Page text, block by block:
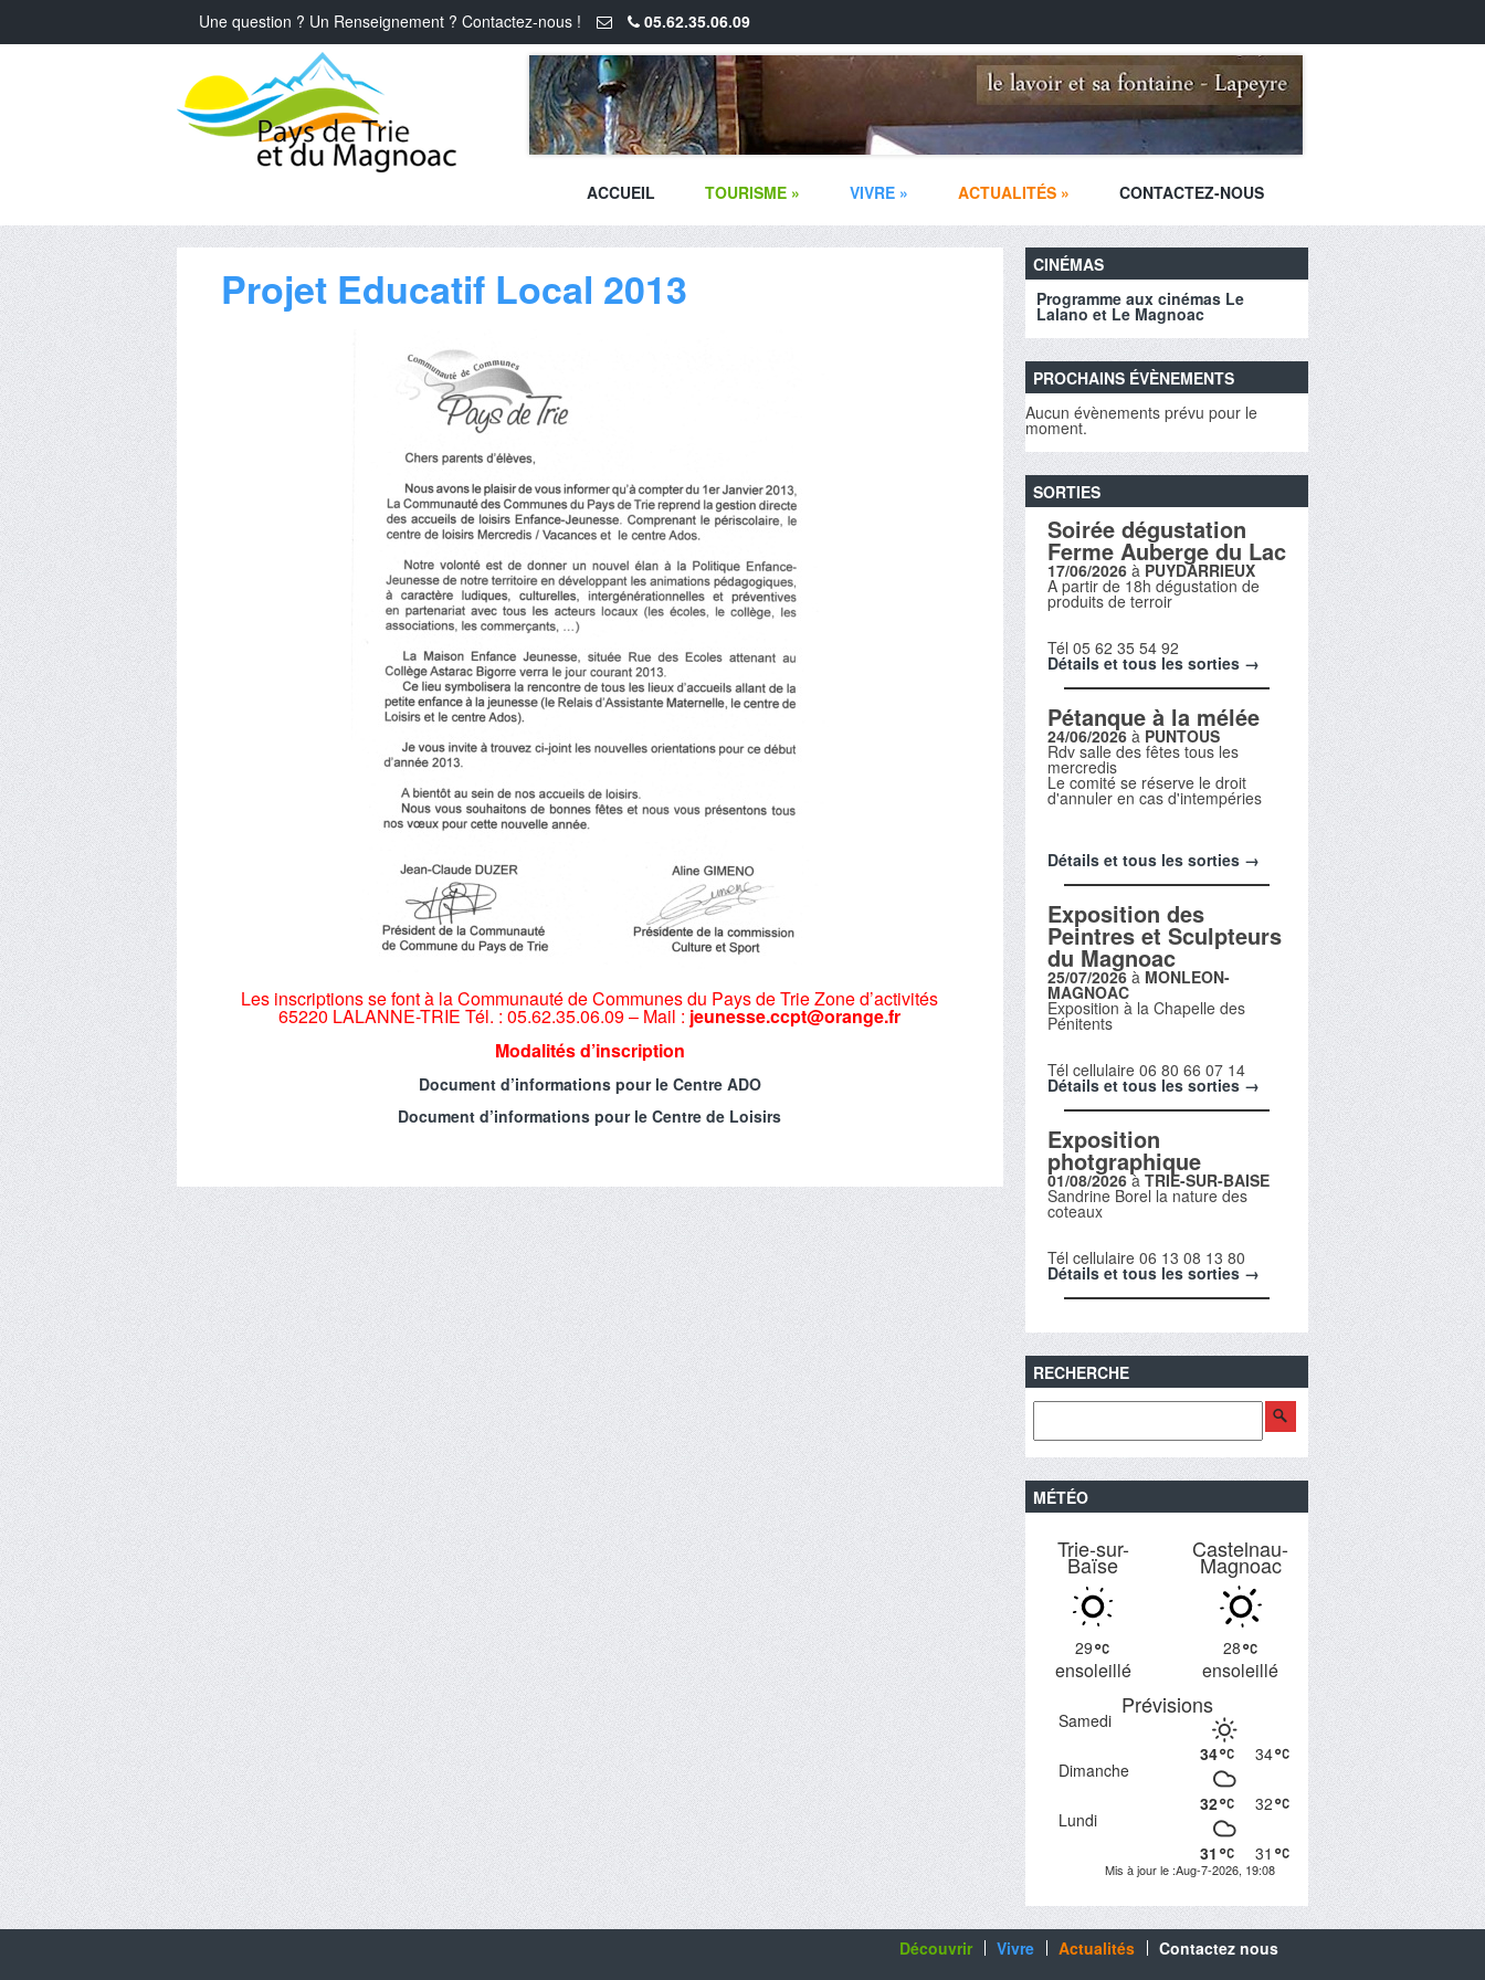
Une question ? Un Renseignement ? Contactez-nous ! 05.62.35.06.09
ACCUEIL TOURISME » VIVRE » ACTUALITÉS » CONTACTEZ-NOUS
Projet Educatif Local 2013
Les inscriptions se font à la Communauté de Communes du Pays de Trie Zone d’activités
65220 LALANNE-TRIE Tél. : 05.62.35.06.09 – Mail : jeunesse.ccpt@orange.fr
Modalités d’inscription
Document d’informations pour le Centre ADO
Document d’informations pour le Centre de Loisirs
CINÉMAS
Programme aux cinémas Le
Lalano et Le Magnoac
PROCHAINS ÉVÈNEMENTS
Aucun évènements prévu pour le
moment.
SORTIES
Soirée dégustation
Ferme Auberge du Lac
17/06/2026 à PUYDARRIEUX
A partir de 18h dégustation de
produits de terroir
Tél 05 62 35 54 92
Détails et tous les sorties →
Pétanque à la mélée
24/06/2026 à PUNTOUS
Rdv salle des fêtes tous les
mercredis
Le comité se réserve le droit
d'annuler en cas d'intempéries
Détails et tous les sorties →
Exposition des
Peintres et Sculpteurs
du Magnoac
25/07/2026 à MONLEON-
MAGNOAC
Exposition à la Chapelle des
Pénitents
Tél cellulaire 06 80 66 07 14
Détails et tous les sorties →
Exposition
photgraphique
01/08/2026à TRIE-SUR-BAISE
Sandrine Borel la nature des
coteaux
Tél cellulaire 06 13 08 13 80
Détails et tous les sorties →
RECHERCHE
MÉTÉO
Trie-sur-
Baïse
29
ensoleillé
Castelnau-
Magnoac
28
ensoleillé
Prévisions
Samedi
34
34
Dimanche
32
32
Lundi
31
31
Mis à jour le :Aug-7-2026, 19:08
Découvrir Vivre Actualités Contactez nous